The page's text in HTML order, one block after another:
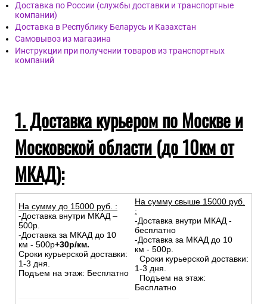
Доставка по России (службы доставки и транспортные
компании)
Доставка в Республику Беларусь и Казахстан
Самовывоз из магазина
Инструкции при получении товаров из транспортных
компаний
1. Доставка курьером по Москве и
Московской области (до 10км от
МКАД):
На сумму до 15000 руб. :
-Доставка внутри МКАД –
500р.
-Доставка за МКАД до 10
км - 500р+30р/км.
Сроки курьерской доставки:
1-3 дня.
Подъем на этаж: Бесплатно
На сумму свыше 15000 руб.
:
-Доставка внутри МКАД -
бесплатно
-Доставка за МКАД до 10
км - 500р.
Сроки курьерской доставки:
1-3 дня.
Подъем на этаж:
Бесплатно